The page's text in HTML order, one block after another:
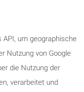
API, um geographische
Nutzung von Google
die Nutzung der
verarbeitet und